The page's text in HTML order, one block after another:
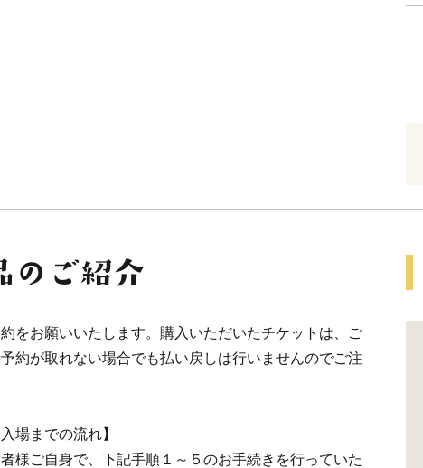
をお願いいたします。購入いただいたチケットは、ご
約が取れない場合でも払い戻しは行いませんのでご注
場までの流れ】
様ご自身で、下記手順１～５のお手続きを行っていた